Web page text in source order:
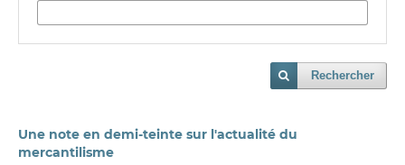
Rechercher
Une note en demi-teinte sur l'actualité du
mercantilisme